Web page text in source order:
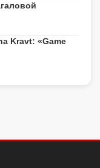
Kravt: «Game